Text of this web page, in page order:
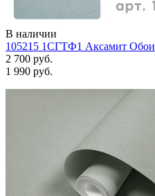
В наличии
105215 1СГТФ1 Аксамит Обои
2 700 руб.
1 990 руб.